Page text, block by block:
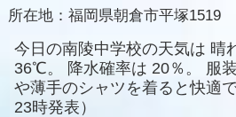
所在地： 福岡県朝倉市平塚1519
今日の南陵中学校の天気は 晴
36℃。
降水確率は 20％。 服
や薄手のシャツを着ると快適
23時発表）